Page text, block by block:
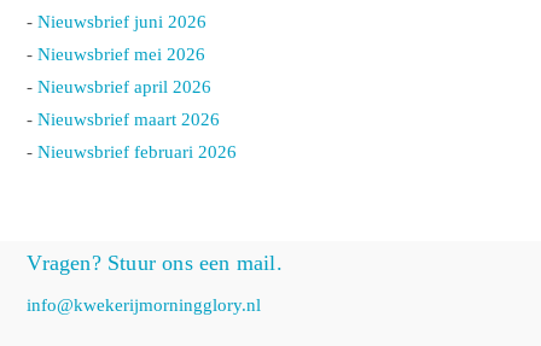
-Nieuwsbrief juni 2026
-Nieuwsbrief mei 2026
-Nieuwsbrief april 2026
-Nieuwsbrief maart 2026
-Nieuwsbrief februari 2026
Vragen? Stuur ons een mail.
info@kwekerijmorningglory.nl